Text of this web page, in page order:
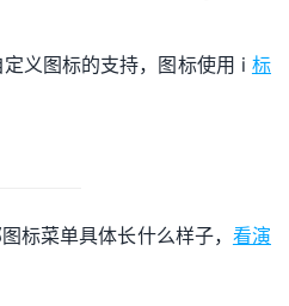
定义图标的支持，图标使用 i 标
标菜单具体长什么样子， 看演